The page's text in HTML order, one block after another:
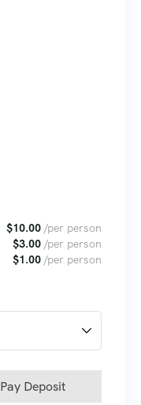
$10.00 /per person
$3.00 /per person
$1.00 /per person
Pay Deposit